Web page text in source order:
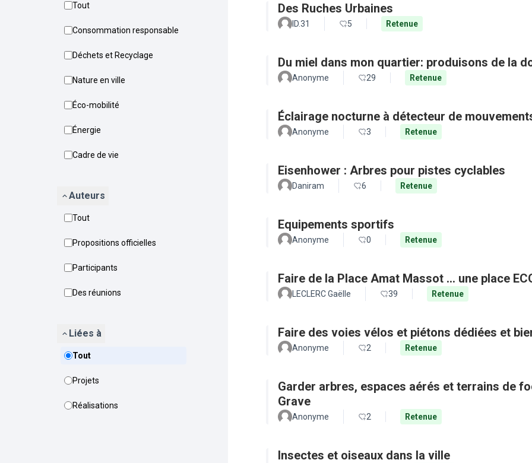
Tout
Consommation responsable
Déchets et Recyclage
Nature en ville
Éco-mobilité
Énergie
Cadre de vie
Auteurs
Tout
Propositions officielles
Participants
Des réunions
Liées à
Tout
Projets
Réalisations
Des Ruches Urbaines
ID.31 5 Retenue
Du miel dans mon quartier: produisons de la
Anonyme 29 Retenue
Éclairage nocturne à détecteur de
Anonyme 3 Retenue
Eisenhower : Arbres pour pistes cyclables
Daniram 6 Retenue
Equipements sportifs
Anonyme 0 Retenue
Faire de la Place Amat Massot ... une place
LECLERC Gaëlle 39 Retenue
Faire des voies vélos et piétons dédiées et
Anonyme 2 Retenue
Garder arbres, espaces aérés et terrains de
Grave
Anonyme 2 Retenue
Insectes et oiseaux dans la ville